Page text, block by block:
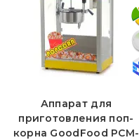
Аппарат для
приготовления поп-
корна GoodFood PCM-